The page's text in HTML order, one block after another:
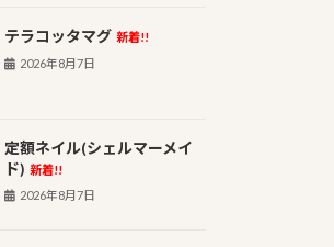
テラコッタマグ 新着!!
2026年8月7日
定額ネイル(シェルマーメイ
ド) 新着!!
2026年8月7日